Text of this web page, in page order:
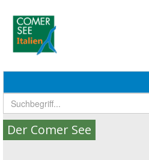
Der Comer See